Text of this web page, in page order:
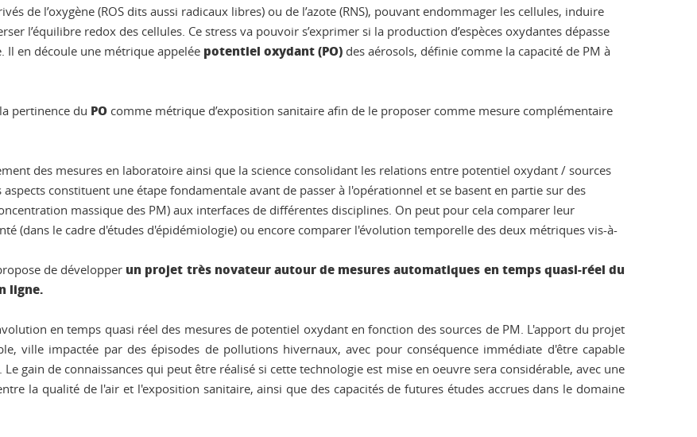
de l’oxygène (ROS dits aussi radicaux libres) ou de l’azote (RNS), pouvant endommager les cellules, induire
l’équilibre redox des cellules. Ce stress va pouvoir s’exprimer si la production d’espèces oxydantes dépasse
Il en découle une métrique appelée potentiel oxydant (PO) des aérosols, définie comme la capacité de PM à
pertinence du PO comme métrique d’exposition sanitaire afin de le proposer comme mesure complémentaire
des mesures en laboratoire ainsi que la science consolidant les relations entre potentiel oxydant / sources
constituent une étape fondamentale avant de passer à l'opérationnel et se basent en partie sur des
massique des PM) aux interfaces de différentes disciplines. On peut pour cela comparer leur
(dans le cadre d'études d'épidémiologie) ou encore comparer l'évolution temporelle des deux métriques vis-à-
de développer un projet très novateur autour de mesures automatiques en temps quasi-réel du
ligne.
en temps quasi réel des mesures de potentiel oxydant en fonction des sources de PM. L'apport du projet
ville impactée par des épisodes de pollutions hivernaux, avec pour conséquence immédiate d'être capable
gain de connaissances qui peut être réalisé si cette technologie est mise en oeuvre sera considérable, avec une
la qualité de l'air et l'exposition sanitaire, ainsi que des capacités de futures études accrues dans le domaine